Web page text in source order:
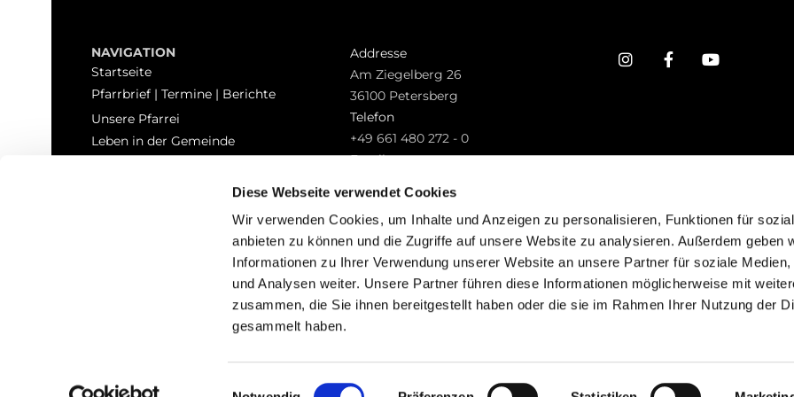
Diese Webseite verwendet Cookies
Wir verwenden Cookies, um Inhalte und Anzeigen zu personalisieren, Funktionen für
anbieten zu können und die Zugriffe auf unsere Website zu analysieren. Außerdem geben
Informationen zu Ihrer Verwendung unserer Website an unsere Partner für soziale Medien,
und Analysen weiter. Unsere Partner führen diese Informationen möglicherweise mit
zusammen, die Sie ihnen bereitgestellt haben oder die sie im Rahmen Ihrer Nutzung der
gesammelt haben.
Einwilligungsauswahl
NAVIGATION
Startseite
Pfarrbrief | Termine | Berichte
Unsere Pfarrei
Leben in der Gemeinde
Addresse
Am Ziegelberg 26
36100 Petersberg
Telefon
+49 661 480 272 - 0
Email
Impressum Datenschutzerklärung ChurchDesk-